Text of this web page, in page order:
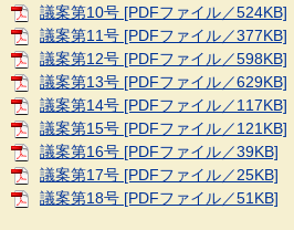
議案第10号 [PDFファイル／524KB]
議案第11号 [PDFファイル／377KB]
議案第12号 [PDFファイル／598KB]
議案第13号 [PDFファイル／629KB]
議案第14号 [PDFファイル／117KB]
議案第15号 [PDFファイル／121KB]
議案第16号 [PDFファイル／39KB]
議案第17号 [PDFファイル／25KB]
議案第18号 [PDFファイル／51KB]